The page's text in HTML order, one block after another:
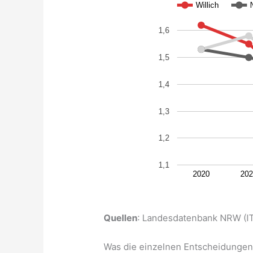
Willich
2020
1,1
1,2
1,3
1,4
1,5
1,6
Quellen: Landesdatenbank NRW
Was die einzelnen